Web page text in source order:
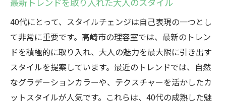
高崎市の理容室が誇る技術力
理容室で40代のスタイルが人生に与える変化
新しいスタイルで広がる世界
外見の変化が内面に与える自信
大人の魅力を引き出すスタイルの力
40代にとって、スタイルチェンジは自己表現の一つとし
て非常に重要です。高崎市の理容室では、最新のトレン
ドを積極的に取り入れ、大人の魅力を最大限に引き出す
スタイルを提案しています。最近のトレンドでは、自然
なグラデーションカラーや、テクスチャーを活かしたカ
ットスタイルが人気です。これらは、40代の成熟した魅